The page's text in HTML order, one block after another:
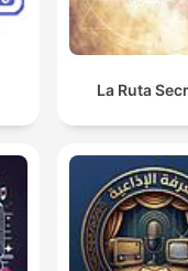
La Ruta